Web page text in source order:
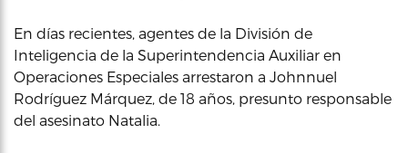
En días recientes, agentes de la División de
Inteligencia de la Superintendencia Auxiliar en
Operaciones Especiales arrestaron a Johnnuel
Rodríguez Márquez, de 18 años, presunto responsable
del asesinato Natalia.